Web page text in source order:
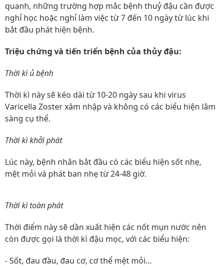
quanh, những trường hợp mắc bệnh thuỷ đậu cần được
nghỉ học hoặc nghỉ làm việc từ 7 đến 10 ngày từ lúc khi
bắt đầu phát hiện bệnh.
Triệu chứng và tiến triển bệnh của thủy đậu:
Thời kì ủ bệnh
Thời kì này sẽ kéo dài từ 10-20 ngày sau khi virus
Varicella Zoster xâm nhập và không có các biểu hiện lâm
sàng cụ thể.
Thời kì khởi phát
Lúc này, bệnh nhân bắt đầu có các biểu hiện sốt nhẹ,
mệt mỏi và phát ban nhẹ từ 24-48 giờ.
Thời kì toàn phát
Thời điểm này sẽ dần xuất hiện các nốt mụn nước nên
còn được gọi là thời kì đậu mọc, với các biểu hiện:
- Sốt, đau đầu, đau cơ, cơ thể mệt mỏi…